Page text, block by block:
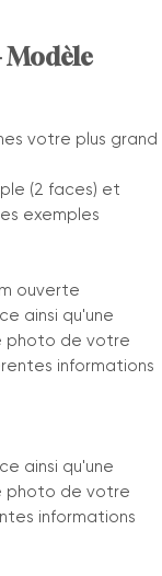
Modèle
votre plus grand
(2 faces) et
exemples
ouverte
ainsi qu'une
photo de votre
informations
ainsi qu'une
photo de votre
informations